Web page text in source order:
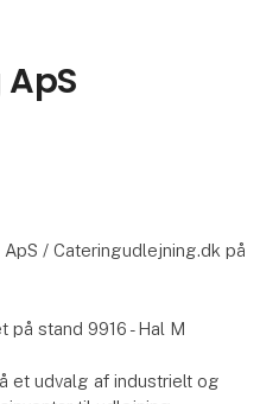
/ Cateringudlejning.dk på
på stand 9916 - Hal M
et udvalg af industrielt og